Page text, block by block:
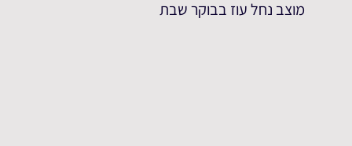
מוצב נחל עוז בבוקר שבת